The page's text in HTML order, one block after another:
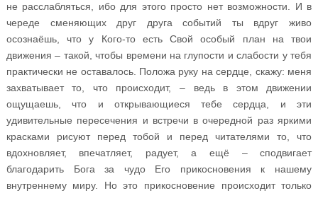
не расслабляться, ибо для этого просто нет возможности. И в
череде сменяющих друг друга событий ты вдруг живо
осознаёшь, что у Кого-то есть Свой особый план на твои
движения – такой, чтобы времени на глупости и слабости у тебя
практически не оставалось. Положа руку на сердце, скажу: меня
захватывает то, что происходит, – ведь в этом движении
ощущаешь, что и открывающиеся тебе сердца, и эти
удивительные пересечения и встречи в очередной раз яркими
красками рисуют перед тобой и перед читателями то, что
вдохновляет, впечатляет, радует, а ещё – сподвигает
благодарить Бога за чудо Его прикосновения к нашему
внутреннему миру. Но это прикосновение происходит только